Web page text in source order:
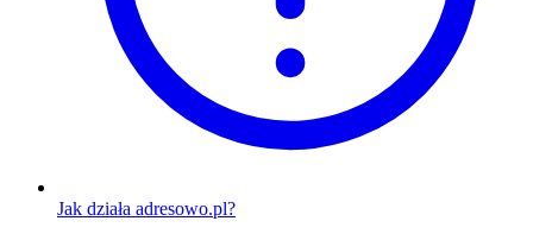
Jak działa adresowo.pl?